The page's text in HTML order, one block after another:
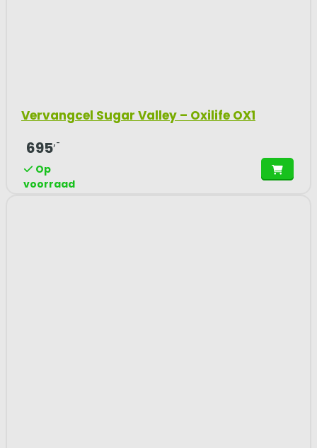
Vervangcel Sugar Valley – Oxilife OX1
695,-
Op
voorraad